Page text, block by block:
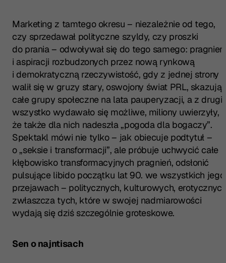
Marketing z tamtego okresu – niezależnie od tego,
czy sprzedawał polityczne szyldy, czy proszki
do prania – odwoływał się do tego samego: pragnień
i aspiracji rozbudzonych przez nową rynkową
i demokratyczną rzeczywistość, gdy z jednej strony
walił się w gruzy stary, oswojony świat PRL, skazując
całe grupy społeczne na lata pauperyzacji, a z
wszystko wydawało się możliwe, miliony uwierzyły,
że także dla nich nadeszła „pogoda dla bogaczy”.
Spektakl mówi nie tylko – jak obiecuje podtytuł –
o „seksie i transformacji”, ale próbuje uchwycić całe
kłębowisko transformacyjnych pragnień, odsłonić
pulsujące libido początku lat 90. we wszystkich jego
przejawach – politycznych, kulturowych,
zwłaszcza tych, które w swojej nadmiarowości
wydają się dziś szczególnie groteskowe.
Sen o najntisach